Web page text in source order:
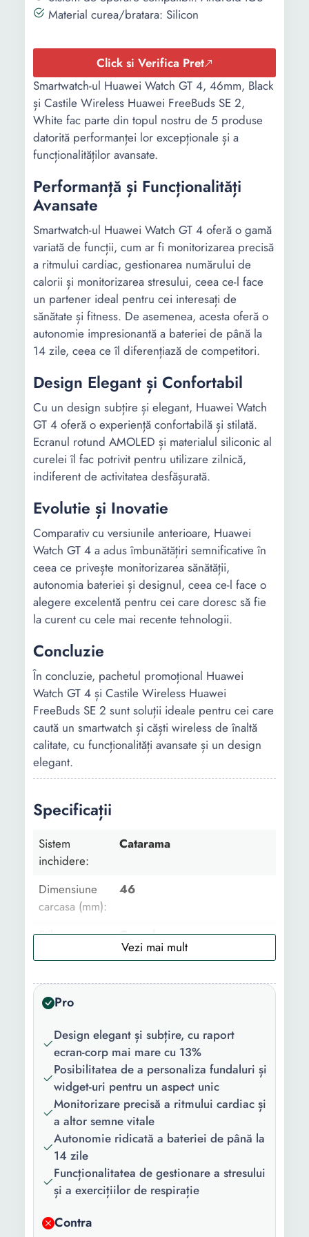
Material curea/bratara: Silicon
Click si Verifica Pret
Smartwatch-ul Huawei Watch GT 4, 46mm, Black
și Castile Wireless Huawei FreeBuds SE 2,
White fac parte din topul nostru de 5 produse
datorită performanței lor excepționale și a
funcționalităților avansate.
Performanță și Funcționalități
Avansate
Smartwatch-ul Huawei Watch GT 4 oferă o gamă
variată de funcții, cum ar fi monitorizarea precisă
a ritmului cardiac, gestionarea numărului de
calorii și monitorizarea stresului, ceea ce-l face
un partener ideal pentru cei interesați de
sănătate și fitness. De asemenea, acesta oferă o
autonomie impresionantă a bateriei de până la
14 zile, ceea ce îl diferențiază de competitori.
Design Elegant și Confortabil
Cu un design subțire și elegant, Huawei Watch
GT 4 oferă o experiență confortabilă și stilată.
Ecranul rotund AMOLED și materialul siliconic al
curelei îl fac potrivit pentru utilizare zilnică,
indiferent de activitatea desfășurată.
Evolutie și Inovatie
Comparativ cu versiunile anterioare, Huawei
Watch GT 4 a adus îmbunătățiri semnificative în
ceea ce privește monitorizarea sănătății,
autonomia bateriei și designul, ceea ce-l face o
alegere excelentă pentru cei care doresc să fie
la curent cu cele mai recente tehnologii.
Concluzie
În concluzie, pachetul promoțional Huawei
Watch GT 4 și Castile Wireless Huawei
FreeBuds SE 2 sunt soluții ideale pentru cei care
caută un smartwatch și căști wireless de înaltă
calitate, cu funcționalități avansate și un design
elegant.
Specificații
Sistem
inchidere:
Catarama
Dimensiune
carcasa (mm):
46
Stil:
Casual
Sistem de
operare
compatibil:
Android iOS
curea/bratara:
Culoare
curea/bratara:
Negru
Material
carcasa:
Inox Plastic
Culoare
carcasa:
Pro
Design elegant și subțire, cu raport
ecran-corp mai mare cu 13%
Posibilitatea de a personaliza fundaluri și
widget-uri pentru un aspect unic
Monitorizare precisă a ritmului cardiac și
a altor semne vitale
Autonomie ridicată a bateriei de până la
14 zile
Funcționalitatea de gestionare a stresului
și a exercițiilor de respirație
Contra